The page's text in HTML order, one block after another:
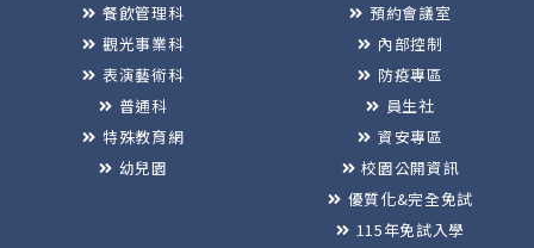
餐飲管理科
觀光事業科
表演藝術科
普通科
特殊教育網
幼兒園
預約會議室
內部控制
防疫專區
員生社
資安專區
校園公開資訊
優質化&完全免試
115年免試入學